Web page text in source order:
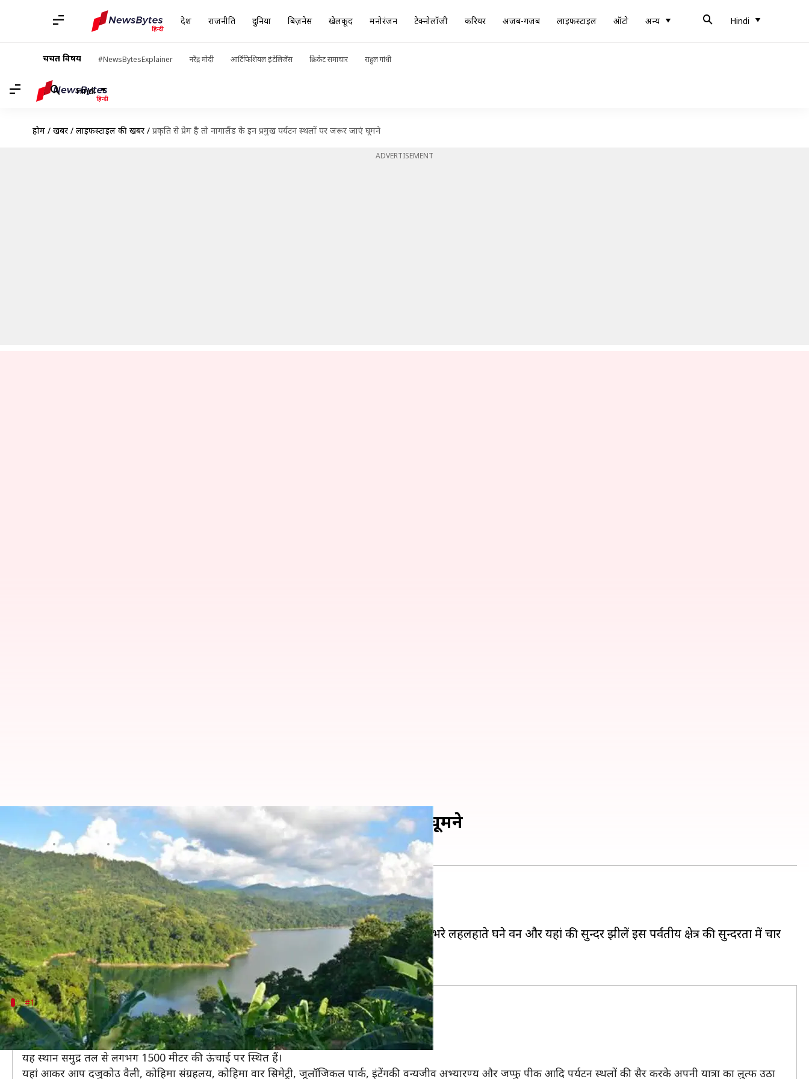
देश राजनीति दुनिया बिज़नेस खेलकूद मनोरंजन टेक्नोलॉजी करियर अजब-गजब लाइफस्टाइल ऑटो अन्य Hindi
चर्चित विषय #NewsBytesExplainer नरेंद्र मोदी आर्टिफिशियल इंटेलिजेंस क्रिकेट समाचार राहुल गांधी
Hindi
होम / खबरें / लाइफस्टाइल की खबरें / प्रकृति से प्रेम है तो नागालैंड के इन प्रमुख पर्यटन स्थलों पर जरूर जाएं घूमने
ADVERTISEMENT
प्रकृति से प्रेम है तो नागालैंड के इन प्रमुख पर्यटन स्थलों पर जरूर जाएं घूमने
लेखन अंजली Mar 12, 2020 10:53 am
क्या है खबर?
नागालैंड भारत का एक खूबसूरत राज्य है जो भारत के उत्तर-पूर्वी भाग में स्थित है।
नागालैंड पर्यटकों द्वारा भारत का सबसे अधिक पसंद किए जाने वाले हिल स्टेशनो में से एक है।
नगालैंड के खूबसूरत स्थल पर्यटन की दृष्टि से बहुत ही आकर्षक है, क्योंकि उनकी शांत जलवायु, हरे-भरे लहलहाते घने वन और यहां की सुन्दर झीलें इस पर्वतीय क्षेत्र की सुन्दरता में चार
चांद लगा देते हैं।
#1
कोहिमा
नागालैंड के प्रमुख पर्यटन स्थलों में शामिल कोहिमा नागालैंड की पहाड़ी राजधानी है।
यह स्थान समुद्र तल से लगभग 1500 मीटर की ऊंचाई पर स्थित हैं।
यहां आकर आप दजुकोउ वैली, कोहिमा संग्रहलय, कोहिमा वार सिमेट्री, जूलॉजिकल पार्क, इंटेंगकी वन्यजीव अभ्यारण्य और जप्फु पीक आदि पर्यटन स्थलों की सैर करके अपनी यात्रा का लुत्फ उठा